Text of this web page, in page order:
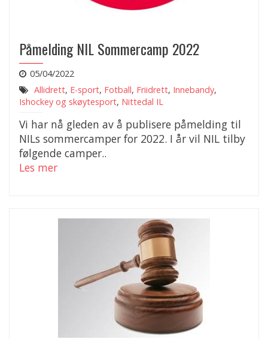
Påmelding NIL Sommercamp 2022
05/04/2022
Allidrett, E-sport, Fotball, Friidrett, Innebandy,
Ishockey og skøytesport, Nittedal IL
Vi har nå gleden av å publisere påmelding til
NILs sommercamper for 2022. I år vil NIL tilby
følgende camper..
Les mer